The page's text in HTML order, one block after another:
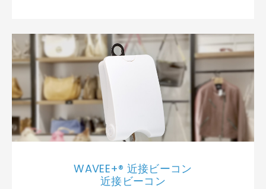
WAVEE+® 近接ビーコン
近接ビーコン